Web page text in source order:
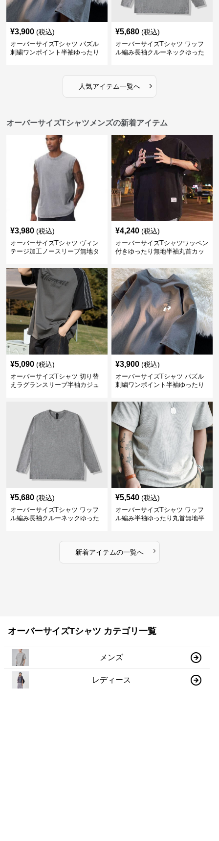
¥3,900 (税込)
オーバーサイズTシャツ パズル
刺繍ワンポイント半袖ゆったり
¥5,680 (税込)
オーバーサイズTシャツ ワッフ
ル編み長袖クルーネックゆった
人気アイテム一覧へ ›
オーバーサイズTシャツメンズの新着アイテム
¥3,980 (税込)
オーバーサイズTシャツ ヴィン
テージ加工ノースリーブ無地タ
¥4,240 (税込)
オーバーサイズTシャツワッペン
付きゆったり無地半袖丸首カッ
¥5,090 (税込)
オーバーサイズTシャツ 切り替
えラグランスリーブ半袖カジュ
¥3,900 (税込)
オーバーサイズTシャツ パズル
刺繍ワンポイント半袖ゆったり
¥5,680 (税込)
オーバーサイズTシャツ ワッフ
ル編み長袖クルーネックゆった
¥5,540 (税込)
オーバーサイズTシャツ ワッフ
ル編み半袖ゆったり丸首無地半
新着アイテムの一覧へ ›
オーバーサイズTシャツ カテゴリ一覧
メンズ
レディース